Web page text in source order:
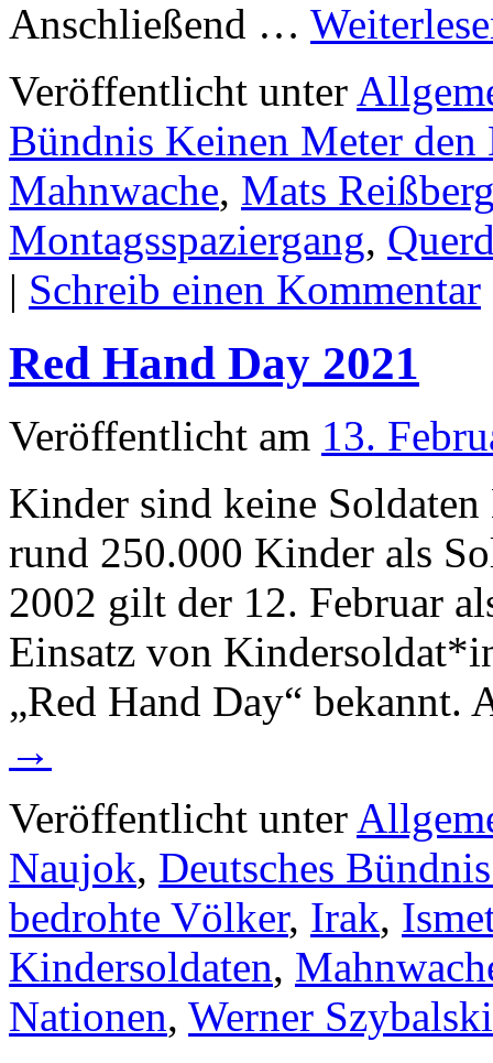
Anschließend …
Veröffentlicht unter
Bündnis Keinen Meter den
Mahnwache, Mats
Montagsspaziergang,
| Schreib einen Kommentar
Red Hand Day 2021
Veröffentlicht am 13.
Kinder sind keine
rund 250.000 Kinder als
2002 gilt der 12. Februar
Einsatz von
„Red Hand Day“
→
Veröffentlicht unter
Naujok, Deutsches
bedrohte Völker, Irak,
Kindersoldaten,
Nationen, Werner Szybalski